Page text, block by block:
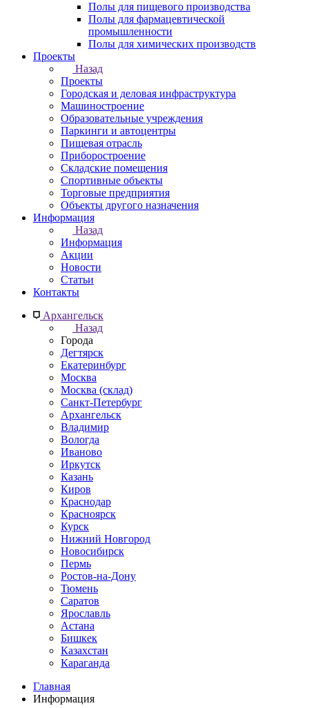
Полы для пищевого производства
Полы для фармацевтической
промышленности
Полы для химических производств
Проекты
Назад
Проекты
Городская и деловая инфраструктура
Машиностроение
Образовательные учреждения
Паркинги и автоцентры
Пищевая отрасль
Приборостроение
Складские помещения
Спортивные объекты
Торговые предприятия
Объекты другого назначения
Информация
Назад
Информация
Акции
Новости
Статьи
Контакты
Архангельск
Назад
Города
Дегтярск
Екатеринбург
Москва
Москва (склад)
Санкт-Петербург
Архангельск
Владимир
Вологда
Иваново
Иркутск
Казань
Киров
Краснодар
Красноярск
Курск
Нижний Новгород
Новосибирск
Пермь
Ростов-на-Дону
Тюмень
Саратов
Ярославль
Астана
Бишкек
Казахстан
Караганда
Главная
Информация